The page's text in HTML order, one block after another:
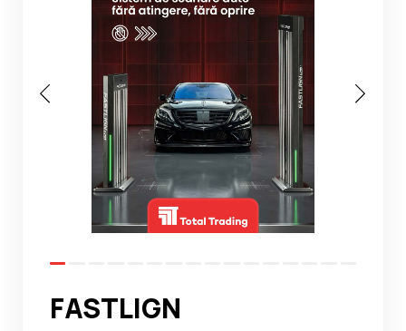
Ghidul Echipamentelor
Contact
FASTLIGN